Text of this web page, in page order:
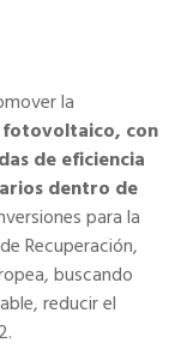
la
fotovoltaico, con
de eficiencia
dentro de
para la
Recuperación,
buscando
reducir el